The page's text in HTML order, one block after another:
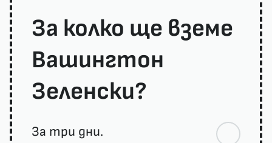
За колко ще вземе
Вашингтон
Зеленски?
За три дни.